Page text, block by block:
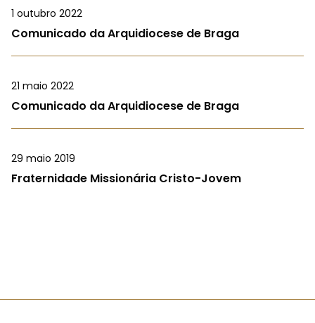
1 outubro 2022
Comunicado da Arquidiocese de Braga
21 maio 2022
Comunicado da Arquidiocese de Braga
29 maio 2019
Fraternidade Missionária Cristo-Jovem